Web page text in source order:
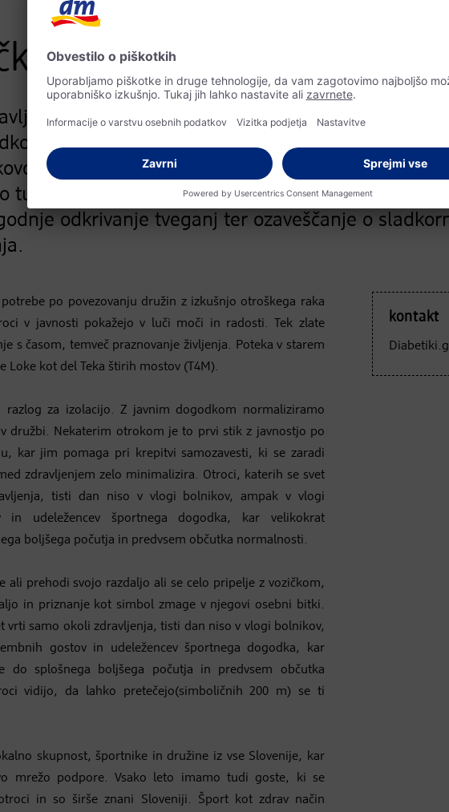
za sladkorne bolnike
brezplačne osnovne zdravstvene meritve,
boleznijo in njihovim svojcem ter prispeva k
življenja v lokalnem okolju. S sodelovanjem
tudi brezplačne meritve krvnega sladkorja za
odkrivanje tveganj ter ozaveščanje o
po povezovanju družin z izkušnjo otroškega raka
v javnosti pokažejo v luči moči in radosti. Tek zlate
s časom, temveč praznovanje življenja. Poteka v starem
Loke kot del Teka štirih mostov (T4M).
razlog za izolacijo. Z javnim dogodkom normaliziramo
družbi. Nekaterim otrokom je to prvi stik z javnostjo po
kar jim pomaga pri krepitvi samozavesti, ki se zaradi
zdravljenjem zelo minimalizira. Otroci, katerih se svet
tisti dan niso v vlogi bolnikov, ampak v vlogi
in udeležencev športnega dogodka, kar velikokrat
boljšega počutja in predvsem občutka normalnosti.
ali prehodi svojo razdaljo ali se celo pripelje z vozičkom,
in priznanje kot simbol zmage v njegovi osebni bitki.
vrti samo okoli zdravljenja, tisti dan niso v vlogi bolnikov,
gostov in udeležencev športnega dogodka, kar
do splošnega boljšega počutja in predvsem občutka
vidijo, da lahko pretečejo(simboličnih 200 m) se ti
skupnost, športnike in družine iz vse Slovenije, kar
mrežo podpore. Vsako leto imamo tudi goste, ki se
in so širše znani Sloveniji. Šport kot zdrav način
kontakt